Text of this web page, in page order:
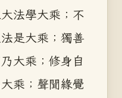
法學大乘；不
是大乘；獨善
大乘；修身自
乘；聲聞緣覺